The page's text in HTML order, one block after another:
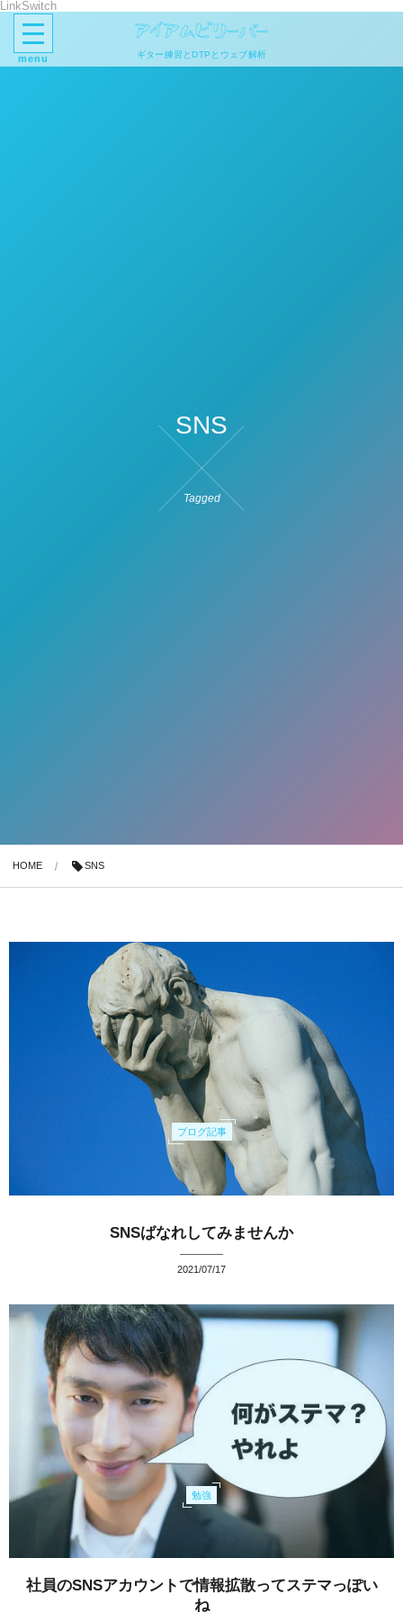
LinkSwitch
menu ギター練習とDTPとウェブ解析
SNS
Tagged
HOME SNS
ブログ記事
SNSばなれしてみませんか
2021/07/17
勉強
社員のSNSアカウントで情報拡散ってステマっぽい
ね